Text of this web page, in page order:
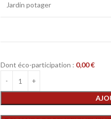
Jardin potager
Dont éco-participation : 0,00€